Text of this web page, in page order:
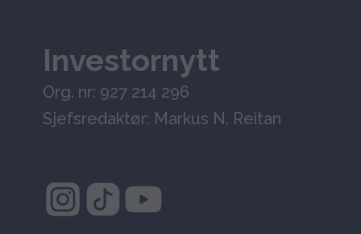
Investornytt
Org. nr: 927 214 296
Sjefsredaktør: Markus N. Reitan